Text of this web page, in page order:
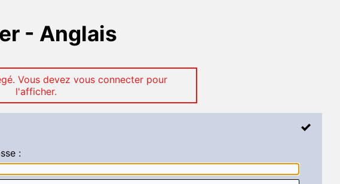
- Anglais
Vous devez vous connecter pour
l'afficher.
: